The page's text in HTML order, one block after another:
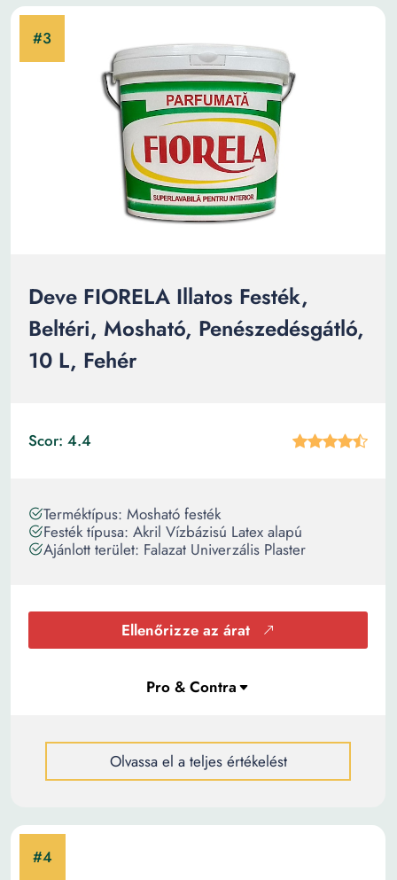
Deve FIORELA Illatos Festék,
Beltéri, Mosható, Penészedésgátló,
10 L, Fehér
Scor: 4.4
Terméktípus: Mosható festék
Festék típusa: Akril Vízbázisú Latex alapú
Ajánlott terület: Falazat Univerzális Plaster
Ellenőrizze az árat
Olvassa el a teljes értékelést